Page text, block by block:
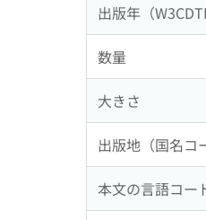
出版年（
数量
大きさ
出版地（国名コ
本文の言語コー